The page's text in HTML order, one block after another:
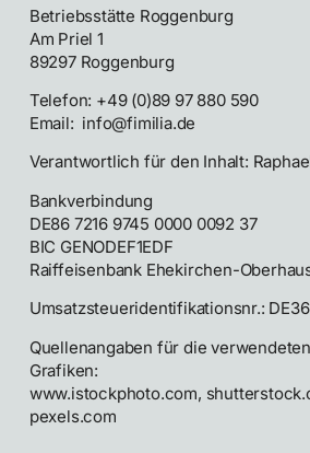
Betriebsstätte Roggenburg
Am Priel 1
89297 Roggenburg
Telefon: +49 (0)89 97 880 590
Email: info@fimilia.de
Verantwortlich für den Inhalt:
Bankverbindung
DE86 7216 9745 0000 0092 37
BIC GENODEF1EDF
Raiffeisenbank Ehekirchen-
Umsatzsteueridentifikationsnr.:
Quellenangaben für die
Grafiken:
www.istockphoto.com,
pexels.com